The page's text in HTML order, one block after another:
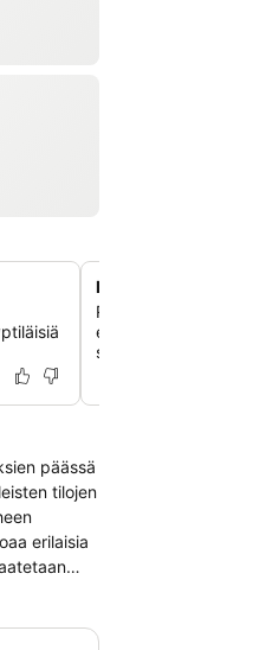
Kattava
Rentoudu
erikoistuneilla
salongissa.
päässä
tilojen
erilaisia